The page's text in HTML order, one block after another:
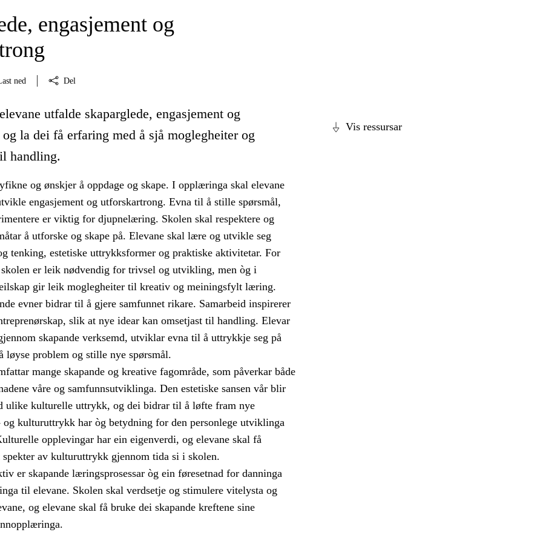
engasjement og
ned Del
Vis ressursar
utfalde skaparglede, engasjement og
la dei få erfaring med å sjå moglegheiter og
handling.
og ønskjer å oppdage og skape. I opplæringa skal elevane
engasjement og utforskartrong. Evna til å stille spørsmål,
er viktig for djupnelæring. Skolen skal respektere og
å utforske og skape på. Elevane skal lære og utvikle seg
tenking, estetiske uttrykksformer og praktiske aktivitetar. For
er leik nødvendig for trivsel og utvikling, men òg i
gir leik moglegheiter til kreativ og meiningsfylt læring.
evner bidrar til å gjere samfunnet rikare. Samarbeid inspirerer
slik at nye idear kan omsetjast til handling. Elevar
skapande verksemd, utviklar evna til å uttrykkje seg på
løyse problem og stille nye spørsmål.
mange skapande og kreative fagområde, som påverkar både
våre og samfunnsutviklinga. Den estetiske sansen vår blir
ulike kulturelle uttrykk, og dei bidrar til å løfte fram nye
og kulturuttrykk har òg betydning for den personlege utviklinga
opplevingar har ein eigenverdi, og elevane skal få
av kulturuttrykk gjennom tida si i skolen.
er skapande læringsprosessar òg ein føresetnad for danninga
til elevane. Skolen skal verdsetje og stimulere vitelysta og
og elevane skal få bruke dei skapande kreftene sine